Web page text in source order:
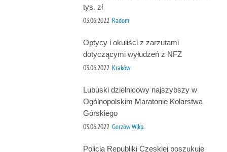
tys. zł
03.06.2022 Radom
Optycy i okuliści z zarzutami
dotyczącymi wyłudzeń z NFZ
03.06.2022 Kraków
Lubuski dzielnicowy najszybszy w
Ogólnopolskim Maratonie Kolarstwa
Górskiego
03.06.2022 Gorzów Wlkp.
Policja Republiki Czeskiej poszukuje